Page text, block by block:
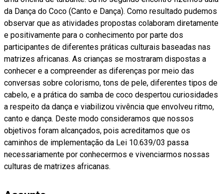
da Dança do Coco (Canto e Dança). Como resultado pudemos
observar que as atividades propostas colaboram diretamente
e positivamente para o conhecimento por parte dos
participantes de diferentes práticas culturais baseadas nas
matrizes africanas. As crianças se mostraram dispostas a
conhecer e a compreender as diferenças por meio das
conversas sobre colorismo, tons de pele, diferentes tipos de
cabelo, e a prática do samba de coco despertou curiosidades
a respeito da dança e viabilizou vivência que envolveu ritmo,
canto e dança. Deste modo consideramos que nossos
objetivos foram alcançados, pois acreditamos que os
caminhos de implementação da Lei 10.639/03 passa
necessariamente por conhecermos e vivenciarmos nossas
culturas de matrizes africanas.